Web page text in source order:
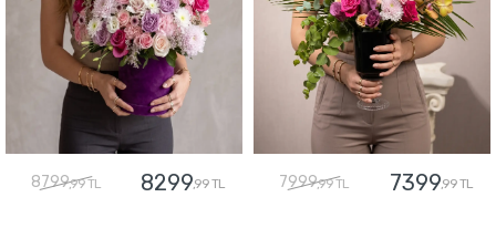
8799,99 TL 8299,99 TL 7999,99 TL 7399,99 TL